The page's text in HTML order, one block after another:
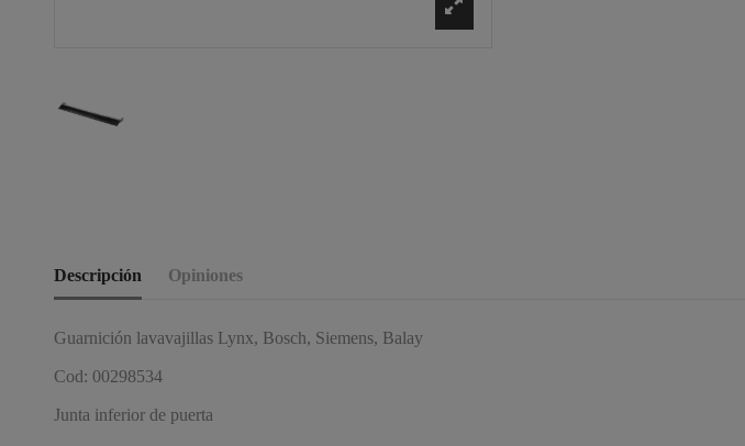
Descripción Opiniones
Guarnición lavavajillas Lynx, Bosch, Siemens, Balay
Cod: 00298534
Junta inferior de puerta